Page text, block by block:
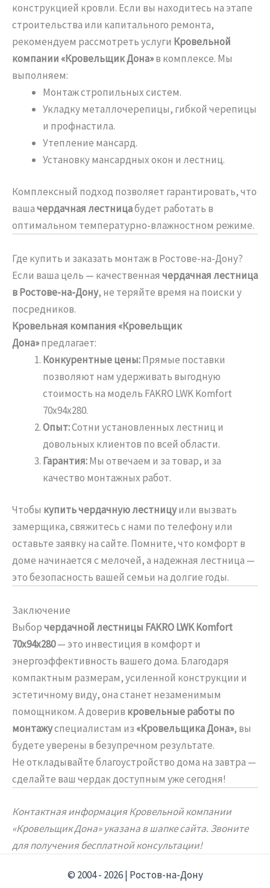
конструкцией кровли. Если вы находитесь на этапе
строительства или капитального ремонта,
рекомендуем рассмотреть услуги Кровельной
компании «Кровельщик Дона»в комплексе. Мы
выполняем:
Монтаж стропильных систем.
Укладку металлочерепицы, гибкой черепицы
и профнастила.
Утепление мансард.
Установку мансардных окон и лестниц.
Комплексный подход позволяет гарантировать, что
вашачердачная лестницабудет работать в
оптимальном температурно-влажностном режиме.
Где купить и заказать монтаж в Ростове-на-Дону?
Если ваша цель — качественная чердачная лестница
в Ростове-на-Дону, не теряйте время на поиски у
посредников.
Кровельная компания «Кровельщик
Дона»предлагает:
Конкурентные цены:Прямые поставки
позволяют нам удерживать выгодную
стоимость на модель FAKRO LWK Komfort
70х94х280.
Опыт:Сотни установленных лестниц и
довольных клиентов по всей области.
Гарантия:Мы отвечаем и за товар, и за
качество монтажных работ.
Чтобы купить чердачную лестницуили вызвать
замерщика, свяжитесь с нами по телефону или
оставьте заявку на сайте. Помните, что комфорт в
доме начинается с мелочей, а надежная лестница —
это безопасность вашей семьи на долгие годы.
Заключение
Выборчердачной лестницы FAKRO LWK Komfort
70х94х280— это инвестиция в комфорт и
энергоэффективность вашего дома. Благодаря
компактным размерам, усиленной конструкции и
эстетичному виду, она станет незаменимым
помощником. А доверив кровельные работы по
монтажуспециалистам из «Кровельщика Дона», вы
будете уверены в безупречном результате.
Не откладывайте благоустройство дома на завтра —
сделайте ваш чердак доступным уже сегодня!
Контактная информация Кровельной компании
«Кровельщик Дона» указана в шапке сайта. Звоните
для получения бесплатной консультации!
© 2004 - 2026 | Ростов-на-Дону